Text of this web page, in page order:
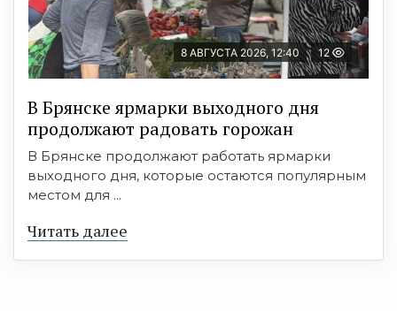
8 АВГУСТА 2026, 12:40 12
В Брянске ярмарки выходного дня
продолжают радовать горожан
В Брянске продолжают работать ярмарки
выходного дня, которые остаются популярным
местом для ...
Читать далее